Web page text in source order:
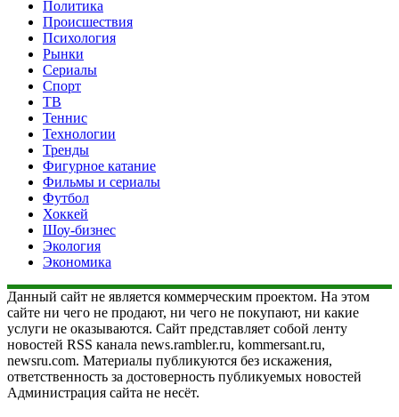
Политика
Происшествия
Психология
Рынки
Сериалы
Спорт
ТВ
Теннис
Технологии
Тренды
Фигурное катание
Фильмы и сериалы
Футбол
Хоккей
Шоу-бизнес
Экология
Экономика
Данный сайт не является коммерческим проектом. На этом
сайте ни чего не продают, ни чего не покупают, ни какие
услуги не оказываются. Сайт представляет собой ленту
новостей RSS канала news.rambler.ru, kommersant.ru,
newsru.com. Материалы публикуются без искажения,
ответственность за достоверность публикуемых новостей
Администрация сайта не несёт.